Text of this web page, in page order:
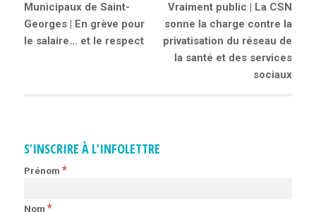
NAVIGATION
Previous
post:
Municipaux de Saint-
Georges | En grève pour
le salaire… et le respect
Next
post:
Vraiment public | La CSN
sonne la charge contre la
privatisation du réseau de
la santé et des services
sociaux
S’INSCRIRE À L’INFOLETTRE
Prénom*
Nom*